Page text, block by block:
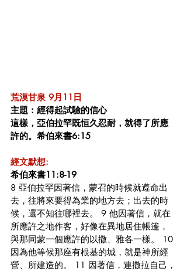
荒漠甘泉 9月11日
主題：經得起試驗的信心
這樣，亞伯拉罕既恒久忍耐，就得了所應
許的。希伯來書6:15
經文默想:
希伯來書11:8-19
8 亞伯拉罕因著信，蒙召的時候就遵命出
去，往將來要得為業的地方去；出去的時
候，還不知往哪裡去。 9 他因著信，就在
所應許之地作客，好像在異地居住帳篷，
與那同蒙一個應許的以撒、雅各一樣。 10
因為他等候那座有根基的城，就是神所經
營、所建造的。 11 因著信，連撒拉自己，